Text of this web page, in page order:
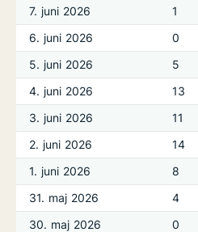
7. juni 2026
1
6. juni 2026
0
5. juni 2026
5
4. juni 2026
13
3. juni 2026
11
2. juni 2026
14
1. juni 2026
8
31. maj 2026
4
30. maj 2026
0